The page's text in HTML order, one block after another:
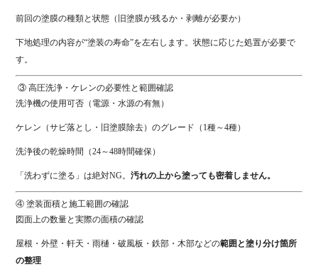
前回の塗膜の種類と状態（旧塗膜が残るか・剥離が必要か）
下地処理の内容が“塗装の寿命”を左右します。状態に応じた処置が必要で
す。
③ 高圧洗浄・ケレンの必要性と範囲確認
洗浄機の使用可否（電源・水源の有無）
ケレン（サビ落とし・旧塗膜除去）のグレード（1種～4種）
洗浄後の乾燥時間（24～48時間確保）
「洗わずに塗る」は絶対NG。汚れの上から塗っても密着しません。
④ 塗装面積と施工範囲の確認
図面上の数量と実際の面積の確認
屋根・外壁・軒天・雨樋・破風板・鉄部・木部などの範囲と塗り分け箇所
の整理